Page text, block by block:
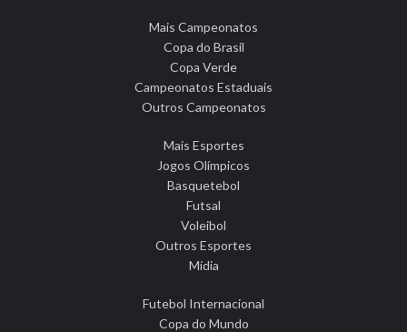
Mais Campeonatos
Copa do Brasil
Copa Verde
Campeonatos Estaduais
Outros Campeonatos
Mais Esportes
Jogos Olímpicos
Basquetebol
Futsal
Voleibol
Outros Esportes
Mídia
Futebol Internacional
Copa do Mundo